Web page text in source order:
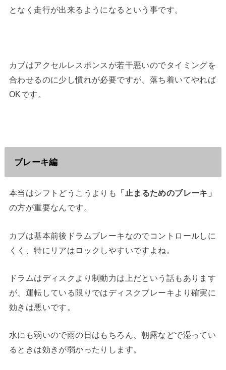
となく走行が出来るようになるという事です。
カブはアクセルレスポンスが若干悪いのでタイミングを
合わせるのに少し慣れが必要ですが、落ち着いてやれば
OKです。
ブレーキ編
本当はシフトどうこうよりも
「止まるためのブレーキ」
の方が重要なんです。
カブは基本前後ドラムブレーキなのでコントロールしに
くく、特にリアはロックしやすいですよね。
ドラムはディスクより制動力は上だという話もあります
が、運転している限りではディスクブレーキより確実に
効きは悪いです。
水にも弱いので雨の日はもちろん、朝露などで湿ってい
るときは効きが弱かったりします。